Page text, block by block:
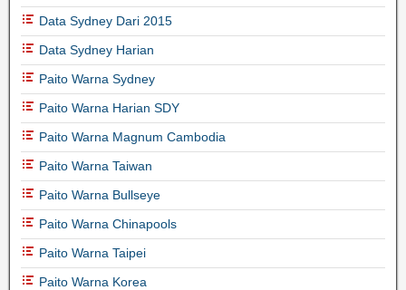
Data Sydney Dari 2015
Data Sydney Harian
Paito Warna Sydney
Paito Warna Harian SDY
Paito Warna Magnum Cambodia
Paito Warna Taiwan
Paito Warna Bullseye
Paito Warna Chinapools
Paito Warna Taipei
Paito Warna Korea